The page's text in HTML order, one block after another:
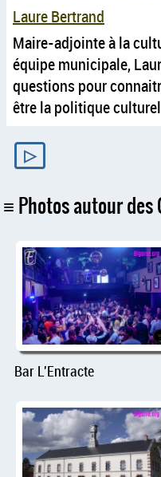
Laure Bertrand
Maire-adjointe à la
équipe municipale,
questions pour
être la politique
▷
Photos autour des
Bar L'Entracte